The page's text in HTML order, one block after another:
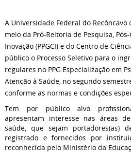
A Universidade Federal do Recôncavo
meio da Pró-Reitoria de Pesquisa,
Inovação (PPGCI) e do Centro de
público o Processo Seletivo para o
regulares no PPG Especialização em
Atenção à Saúde, no segundo
conforme as normas e condições
Tem por público alvo
apresentam interesse nas áreas
saúde, que sejam portadores(as)
registrado e fornecidos por
reconhecida pelo Ministério da